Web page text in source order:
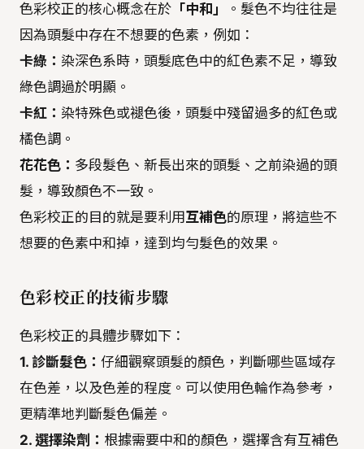
色彩校正的核心概念在於 「中和」
。髮色不均往往是
因為頭髮中存在不想要的色素，例如：
卡綠： 染深色系時，頭髮底色中的紅色素不足，導致
綠色調過於明顯。
卡紅： 染特殊色或褪色後，頭髮中殘留過多的紅色或
橘色調。
花花色： 多段髮色、新長出來的頭髮、之前染過的頭
髮，導致顏色不一致。
色彩校正的目的就是要利用 互補色的原理，將這些不
想要的色素中和掉，達到均勻髮色的效果。
色彩校正的技術步驟
色彩校正的具體步驟如下：
1. 診斷髮色： 仔細觀察頭髮的顏色，判斷哪些區域存
在色差，以及色差的程度。可以使用色輪作為參考，
更精準地判斷髮色偏差。
2. 選擇染劑： 根據需要中和的顏色，選擇含有互補色